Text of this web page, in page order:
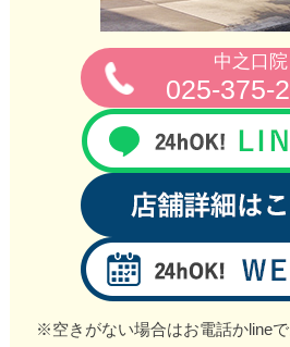
中之口院
025-375-
※空きがない場合はお電話かline